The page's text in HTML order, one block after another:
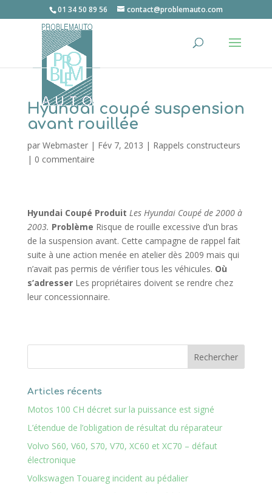
01 34 50 89 56 contact@problemauto.com
Hyundai coupé suspension
avant rouillée
par Webmaster| Fév 7, 2013 | Rappels constructeurs
| 0 commentaire
Hyundai Coupé Produit Les Hyundai Coupé de 2000 à
2003. Problème Risque de rouille excessive d’un bras
de la suspension avant. Cette campagne de rappel fait
suite à une action menée en atelier dès 2009 mais qui
n’avait pas permis de vérifier tous les véhicules. Où
s’adresserLes propriétaires doivent se rendre chez
leur concessionnaire.
Articles récents
Motos 100 CH décret sur la puissance est signé
L’étendue de l’obligation de résultat du réparateur
Volvo S60, V60, S70, V70, XC60 et XC70 – défaut
électronique
Volkswagen Touareg incident au pédalier